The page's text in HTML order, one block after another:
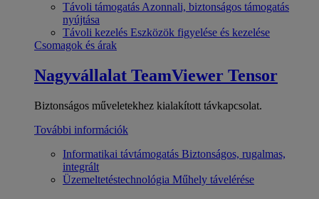
Távoli támogatás Azonnali, biztonságos támogatás
nyújtása
Távoli kezelés Eszközök figyelése és kezelése
Csomagok és árak
Nagyvállalat TeamViewer Tensor
Biztonságos műveletekhez kialakított távkapcsolat.
További információk
Informatikai távtámogatás Biztonságos, rugalmas,
integrált
Üzemeltetéstechnológia Műhely távelérése